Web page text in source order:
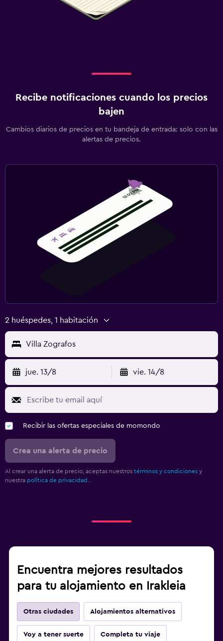
Recibe notificaciones cuando los precios
bajen
Cambios diarios de precios en tu bandeja de entrada: solo con las
alertas de precios.
2 huéspedes, 1 habitación
Villa Zografos
jue. 13/8 vie. 14/8
Recibir las ofertas especiales de momondo
Crea una alerta de precio
Al crear una alerta de precio, aceptas nuestros términos y condiciones y
nuestra política de privacidad.
Encuentra mejores resultados
para tu alojamiento en Irakleia
Otras ciudades Alojamientos alternativos
Voy a tener suerte Completa tu viaje